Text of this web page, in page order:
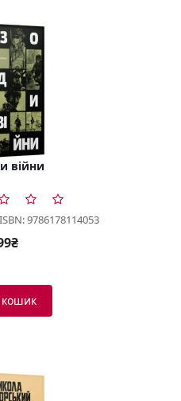
війни
ISBN: 9786178114053